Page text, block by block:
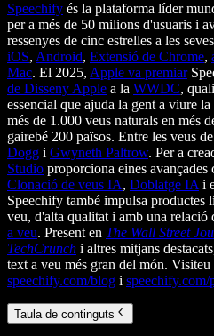
Speechify és la plataforma líder
per a més de 50 milions d'usuaris i
ressenyes de cinc estrelles a les
iOS, Android, Extensió de Chrome,
Mac. El 2025, Apple va premiar
de Disseny Apple a la WWDC,
essencial que ajuda la gent a viure
més de 1.000 veus naturals en més
gairebé 200 països. Entre les veus
Dogg i Gwyneth Paltrow. Per a
Studio proporciona eines avançades
Clonació de veus IA, Doblatge IA i
Speechify també impulsa productes
veu, d'alta qualitat i amb una relació
a veu. Present en The Wall Street
TechCrunch i altres mitjans
text a veu més gran del món. Visiteu
speechify.com/blog i speechify.com/
Taula de continguts